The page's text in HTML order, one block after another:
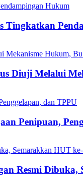
Tingkatkan
Diuji Melalui
Penipuan,
Resmi